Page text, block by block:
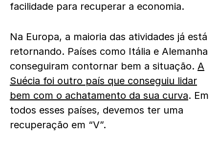
facilidade para recuperar a economia.
Na Europa, a maioria das atividades já está
retornando. Países como Itália e Alemanha
conseguiram contornar bem a situação. A
Suécia foi outro país que conseguiu lidar
bem com o achatamento da sua curva. Em
todos esses países, devemos ter uma
recuperação em “V”.